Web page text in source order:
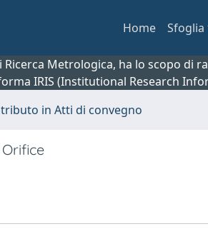
Home Sfoglia
Metrologica, ha lo scopo di
IRIS (Institutional Research
in Atti di convegno